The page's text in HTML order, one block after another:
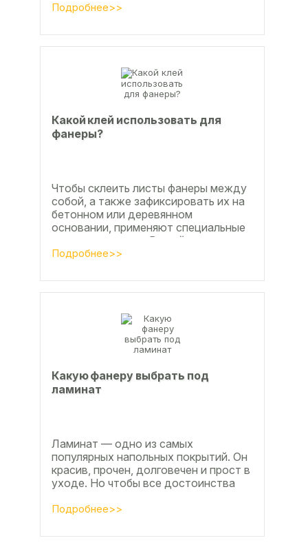
Подробнее>>
Какой клей использовать для
фанеры?
Чтобы склеить листы фанеры между
собой, а также зафиксировать их на
бетонном или деревянном
основании, применяют специальные
клеевые составы. В этой статье
расскажем, какой клей...
Подробнее>>
Какую фанеру выбрать под
ламинат
Ламинат — одно из самых
популярных напольных покрытий. Он
красив, прочен, долговечен и прост в
уходе. Но чтобы все достоинства
раскрылись, важно...
Подробнее>>